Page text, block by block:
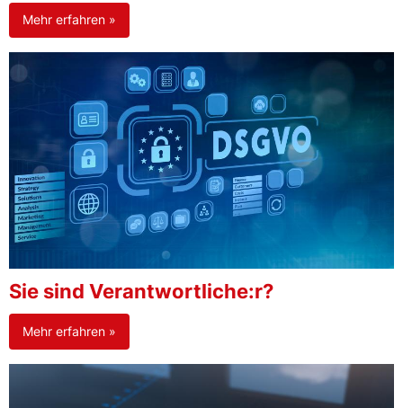
Mehr erfahren »
Sie sind Verantwortliche:r?
Mehr erfahren »